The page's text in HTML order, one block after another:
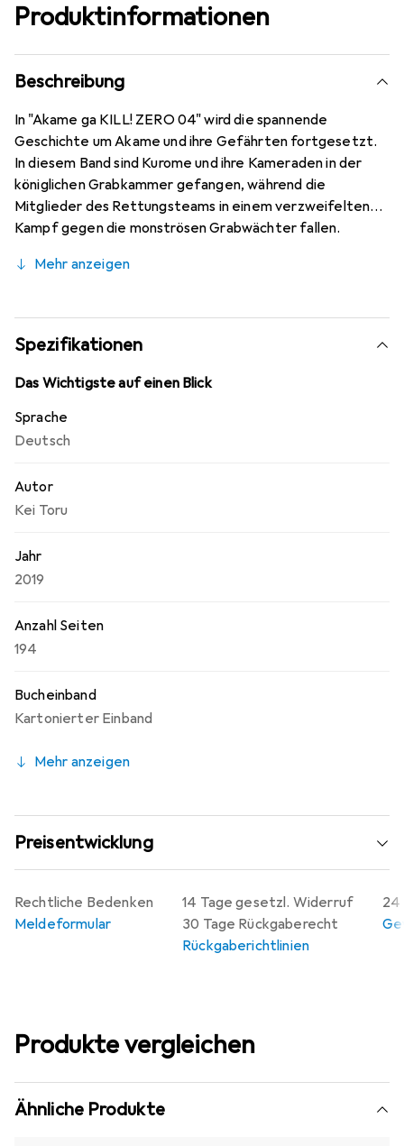
Produktinformationen
Beschreibung
In "Akame ga KILL! ZERO 04" wird die spannende
Geschichte um Akame und ihre Gefährten fortgesetzt.
In diesem Band sind Kurome und ihre Kameraden in der
königlichen Grabkammer gefangen, während die
Mitglieder des Rettungsteams in einem verzweifelten
Kampf gegen die monströsen Grabwächter fallen.
kleine Schwester zu retten, kämpft unermüdlich und
den Weg stellen. Die düstere Atmosphäre und die
packenden Kämpfe machen diesen Band zu einem
fesselnden Erlebnis für Manga-Fans. Die Kombination aus
intensiven Emotionen und actiongeladenen Szenen zieht
Charakteren mitfiebern.
Mehr anzeigen
Spezifikationen
Das Wichtigste auf einen Blick
Sprache
Deutsch
Autor
Kei Toru
Jahr
2019
Anzahl Seiten
194
Bucheinband
Kartonierter Einband
Mehr anzeigen
Preisentwicklung
14 Tage gesetzl. Widerruf
30 Tage Rückgaberecht
Rückgaberichtlinien
24
Rechtliche Bedenken
Meldeformular
Produkte vergleichen
Ähnliche Produkte